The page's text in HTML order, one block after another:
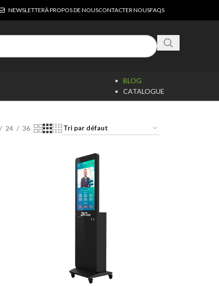
NEWSLETTERÀ PROPOS DE NOUSCONTACTER NOUSFAQS
BLOG
CATALOGUE
24 36